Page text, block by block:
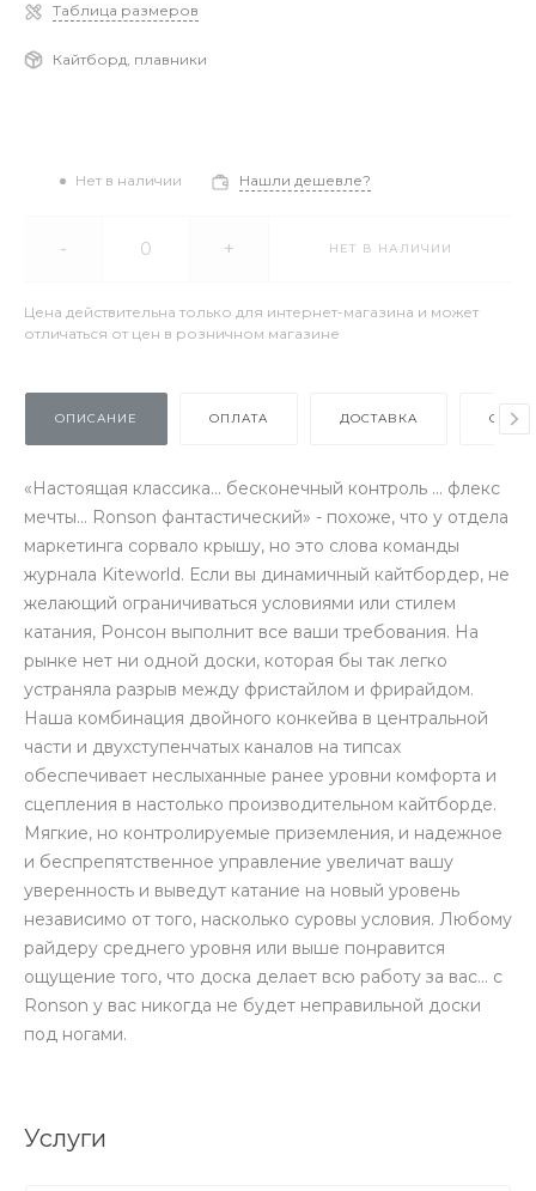
Таблица размеров
Кайтборд, плавники
Нет в наличии Нашли дешевле?
- + НЕТ В НАЛИЧИИ
Цена действительна только для интернет-магазина и может
отличаться от цен в розничном магазине
ОПИСАНИЕ ОПЛАТА ДОСТАВКА
«Настоящая классика... бесконечный контроль ... флекс
мечты... Ronson фантастический» - похоже, что у отдела
маркетинга сорвало крышу, но это слова команды
журнала Kiteworld. Если вы динамичный кайтбордер, не
желающий ограничиваться условиями или стилем
катания, Ронсон выполнит все ваши требования. На
рынке нет ни одной доски, которая бы так легко
устраняла разрыв между фристайлом и фрирайдом.
Наша комбинация двойного конкейва в центральной
части и двухступенчатых каналов на типсах
обеспечивает неслыханные ранее уровни комфорта и
сцепления в настолько производительном кайтборде.
Мягкие, но контролируемые приземления, и надежное
и беспрепятственное управление увеличат вашу
уверенность и выведут катание на новый уровень
независимо от того, насколько суровы условия. Любому
райдеру среднего уровня или выше понравится
ощущение того, что доска делает всю работу за вас... с
Ronson у вас никогда не будет неправильной доски
под ногами.
Услуги